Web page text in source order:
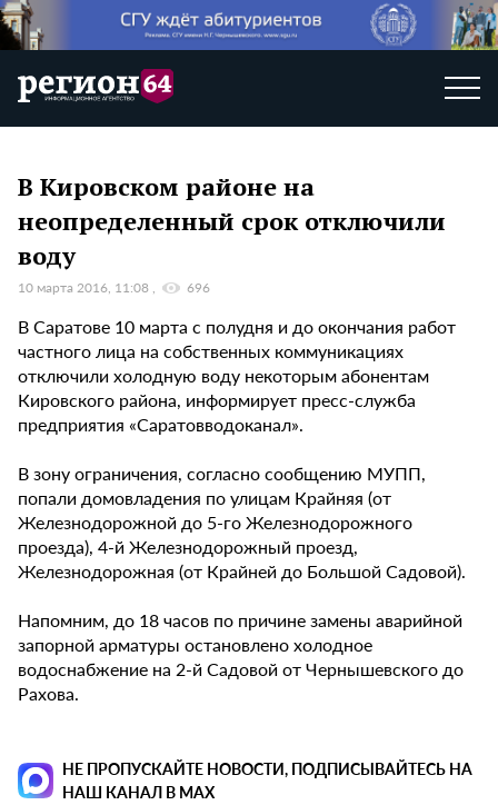
В Кировском районе на
неопределенный срок отключили
воду
10 марта 2016, 11:08 696
В Саратове 10 марта с полудня и до окончания работ
частного лица на собственных коммуникациях
отключили холодную воду некоторым абонентам
Кировского района, информирует пресс-служба
предприятия «Саратовводоканал».
В зону ограничения, согласно сообщению МУПП,
попали домовладения по улицам Крайняя (от
Железнодорожной до 5-го Железнодорожного
проезда), 4-й Железнодорожный проезд,
Железнодорожная (от Крайней до Большой Садовой).
Напомним, до 18 часов по причине замены аварийной
запорной арматуры остановлено холодное
водоснабжение на 2-й Садовой от Чернышевского до
Рахова.
НЕ ПРОПУСКАЙТЕ НОВОСТИ, ПОДПИСЫВАЙТЕСЬ НА
НАШ КАНАЛ В MAX